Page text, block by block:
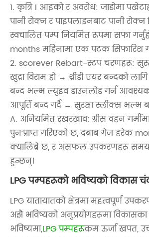
1. कृत्रि I आइको र अवरोध: जाडोमा
पानी रोक्न र पाइपलाइनबाट पानी
स्वचालित पम्प नियमित रूपमा सफा
months महिनामा एक पटक सिफारिश
2. scorever Rebart-स्टप चरणहरू:
खुद्रा विराम हो → थ्रीडी एयर बन्दको
बन्द भल्भ ल्युइव डाउनलोड गर्न
आपूर्ति बन्द गर्दै → सुरक्षा स्लीक्स भल्भ
A. अनियमित रखरखाव: ग्रीस वहन
पुनःप्राप्त गरिएको छ, दबाब गेज हरेक
क्यालिब्रे छ, र असफल उपकरणहरू समयमै
हुन्छन्।
LPG पम्पहरूको भविष्यको विकास
LPG यातायातको क्षेत्रमा महत्वपूर्ण
अझै भविष्यको अनुप्रयोगहरूमा विकासका
भविष्यमा,LPG पम्पहरूकम ऊर्जा खपत,